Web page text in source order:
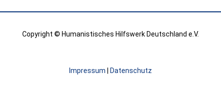
Copyright © Humanistisches Hilfswerk Deutschland e.V.
Impressum | Datenschutz